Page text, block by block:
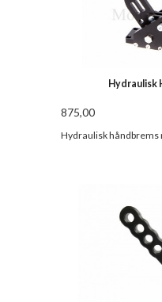
Hydraulisk
875,00
Hydraulisk håndbrems